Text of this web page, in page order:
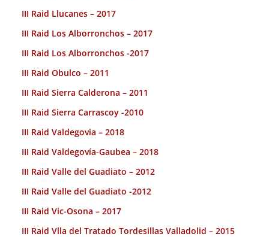
III Raid Llucanes – 2017
III Raid Los Alborronchos – 2017
III Raid Los Alborronchos -2017
III Raid Obulco – 2011
III Raid Sierra Calderona – 2011
III Raid Sierra Carrascoy -2010
III Raid Valdegovia – 2018
III Raid Valdegovía-Gaubea – 2018
III Raid Valle del Guadiato – 2012
III Raid Valle del Guadiato -2012
III Raid Vic-Osona – 2017
III Raid Vlla del Tratado Tordesillas Valladolid – 2015